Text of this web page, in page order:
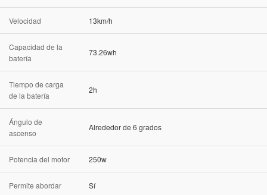
Velocidad 13km/h
Capacidad de la
batería
73.26wh
Tiempo de carga
de la batería
2h
Ángulo de
ascenso
Alrededor de 6 grados
Potencia del motor 250w
Permite abordar Sí